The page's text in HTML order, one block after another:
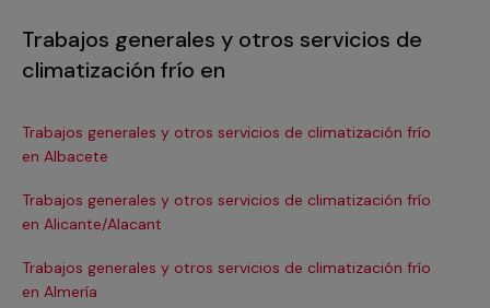
Trabajos generales y otros servicios de
climatización frío en
Trabajos generales y otros servicios de climatización frío
en Albacete
Trabajos generales y otros servicios de climatización frío
en Alicante/Alacant
Trabajos generales y otros servicios de climatización frío
en Almería